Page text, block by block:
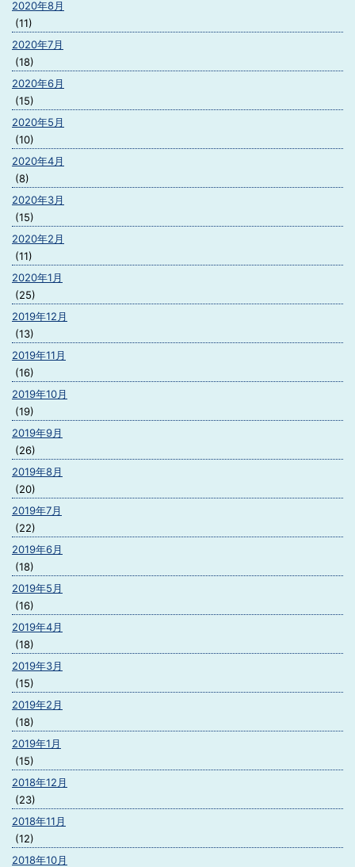
2020年8月
(11)
2020年7月
(18)
2020年6月
(15)
2020年5月
(10)
2020年4月
(8)
2020年3月
(15)
2020年2月
(11)
2020年1月
(25)
2019年12月
(13)
2019年11月
(16)
2019年10月
(19)
2019年9月
(26)
2019年8月
(20)
2019年7月
(22)
2019年6月
(18)
2019年5月
(16)
2019年4月
(18)
2019年3月
(15)
2019年2月
(18)
2019年1月
(15)
2018年12月
(23)
2018年11月
(12)
2018年10月